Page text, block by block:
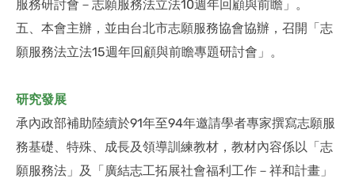
服務研討會－志願服務法立法10週年回顧與前瞻」。
五、本會主辦，並由台北市志願服務協會協辦，召開「志
願服務法立法15週年回顧與前瞻專題研討會」。
研究發展
承內政部補助陸續於91年至94年邀請學者專家撰寫志願服
務基礎、特殊、成長及領導訓練教材，教材內容係以「志
願服務法」及「廣結志工拓展社會福利工作－祥和計畫」